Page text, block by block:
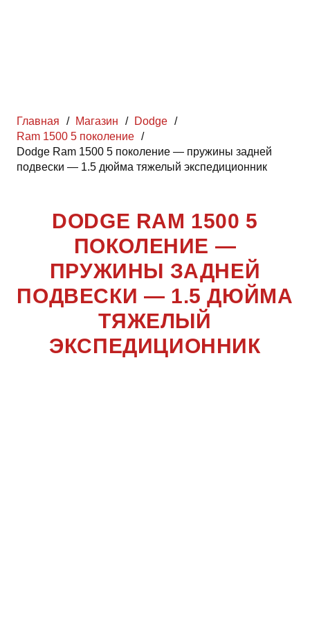
Главная / Магазин / Dodge /
Ram 1500 5 поколение /
Dodge Ram 1500 5 поколение — пружины задней
подвески — 1.5 дюйма тяжелый экспедиционник
DODGE RAM 1500 5
ПОКОЛЕНИЕ —
ПРУЖИНЫ ЗАДНЕЙ
ПОДВЕСКИ — 1.5 ДЮЙМА
ТЯЖЕЛЫЙ
ЭКСПЕДИЦИОННИК